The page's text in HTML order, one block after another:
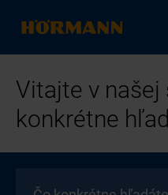
Vitajte v našej
konkrétne